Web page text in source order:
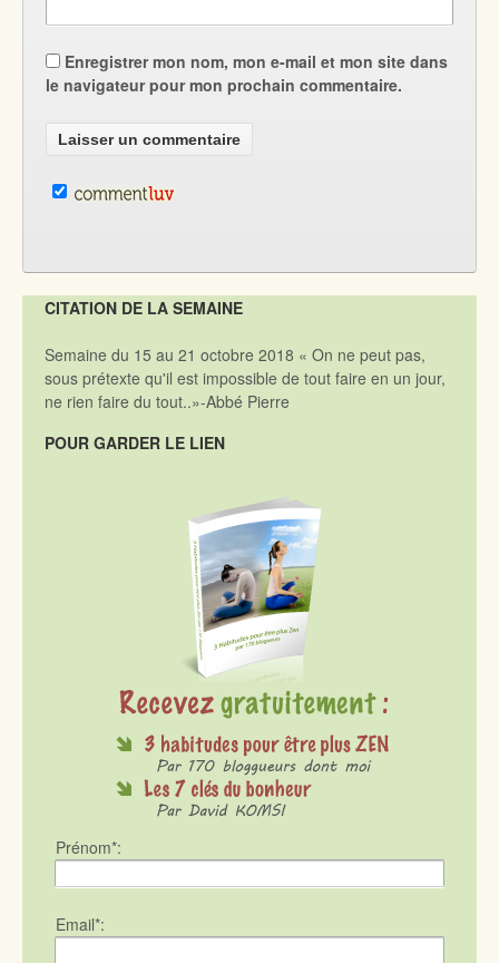
Enregistrer mon nom, mon e-mail et mon site dans
le navigateur pour mon prochain commentaire.
CITATION DE LA SEMAINE
Semaine du 15 au 21 octobre 2018 « On ne peut pas,
sous prétexte qu'il est impossible de tout faire en un jour,
ne rien faire du tout..»-Abbé Pierre
POUR GARDER LE LIEN
Prénom*:
Email*: